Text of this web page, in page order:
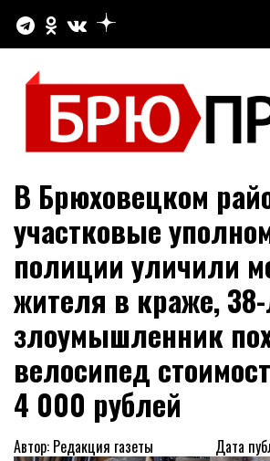
содержимому
БРЮПРЕСС
Официальный сайт газеты
В Брюховецком
участковые
полиции уличили
жителя в краже,
злоумышленник
велосипед
4 000 рублей
Автор: Редакция газеты Дата